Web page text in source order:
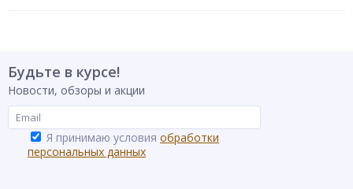
Будьте в курсе!
Новости, обзоры и акции
Я принимаю условия обработки
персональных данных